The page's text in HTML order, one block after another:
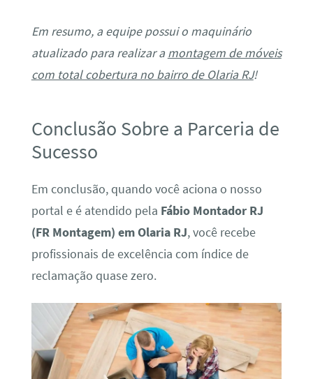
Em resumo, a equipe possui o maquinário
atualizado para realizar a montagem de móveis
com total cobertura no bairro de Olaria RJ!
Conclusão Sobre a Parceria de
Sucesso
Em conclusão, quando você aciona o nosso
portal e é atendido pela Fábio Montador RJ
(FR Montagem) em Olaria RJ, você recebe
profissionais de excelência com índice de
reclamação quase zero.